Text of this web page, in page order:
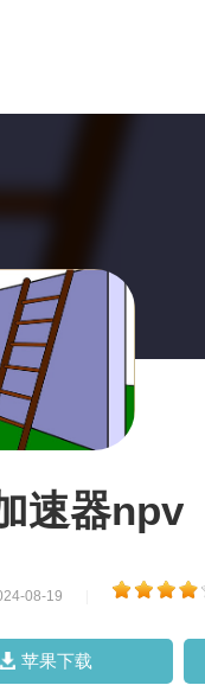
速器npv
08-19
苹果下载